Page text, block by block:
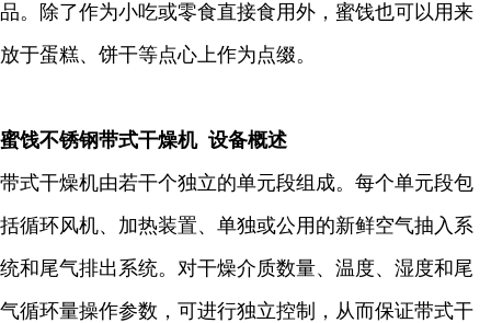
品。除了作为小吃或零食直接食用外，蜜饯也可以用来
放于蛋糕、饼干等点心上作为点缀。
蜜饯不锈钢带式干燥机 设备概述
带式干燥机由若干个独立的单元段组成。每个单元段包
括循环风机、加热装置、单独或公用的新鲜空气抽入系
统和尾气排出系统。对干燥介质数量、温度、湿度和尾
气循环量操作参数，可进行独立控制，从而保证带式干